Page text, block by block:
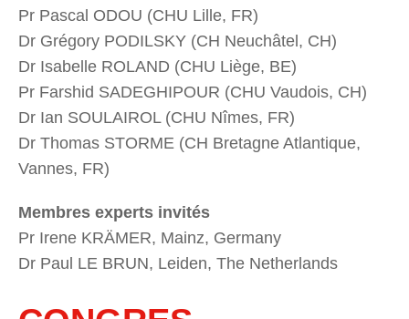
Pr Pascal ODOU (CHU Lille, FR)
Dr Grégory PODILSKY (CH Neuchâtel, CH)
Dr Isabelle ROLAND (CHU Liège, BE)
Pr Farshid SADEGHIPOUR (CHU Vaudois, CH)
Dr Ian SOULAIROL (CHU Nîmes, FR)
Dr Thomas STORME (CH Bretagne Atlantique,
Vannes, FR)
Membres experts invités
Pr Irene KRÄMER, Mainz, Germany
Dr Paul LE BRUN, Leiden, The Netherlands